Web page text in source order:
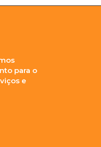
para o
e